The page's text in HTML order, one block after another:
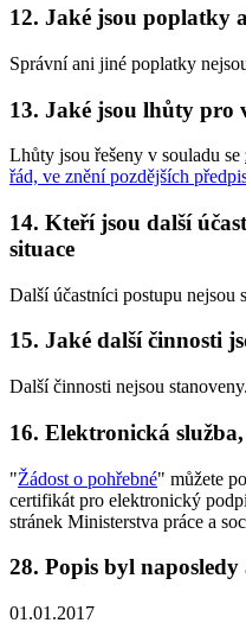
12. Jaké jsou poplatky
Správní ani jiné poplatky
13. Jaké jsou lhůty pro
Lhůty jsou řešeny v souladu se
řád, ve znění pozdějších
14. Kteří jsou další
situace
Další účastníci postupu nejsou
15. Jaké další činnosti
Další činnosti nejsou stanoveny.
16. Elektronická
"Žádost o pohřebné" můžete
certifikát pro elektronický
stránek Ministerstva práce a
28. Popis byl
01.01.2017